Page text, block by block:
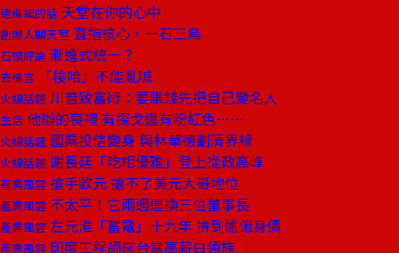
總編輯的話 天堂在你的心中
創辦人聊天室 直指核心，一石三鳥
石頭評論 漸進式統一？
去梯言 「梭哈」不能亂喊
火線話題 川普致富術：要賺錢先把自己變名人
生活 他辦的喪禮 有探戈還有粉紅色……
火線話題 國票投信變身 與林華德劃清界線
火線話題 謝長廷「吃相優雅」登上從政高峰
產業風雲 搶手歐元 搶不了美元大哥地位
產業風雲 不太平！它兩週連換三位董事長
產業風雲 左元淮「蓄電」十九年 拚到逾億身價
產業風雲 印度工程師來台當高薪白領族